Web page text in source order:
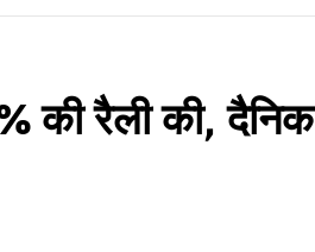
की रैली की, दैनिक